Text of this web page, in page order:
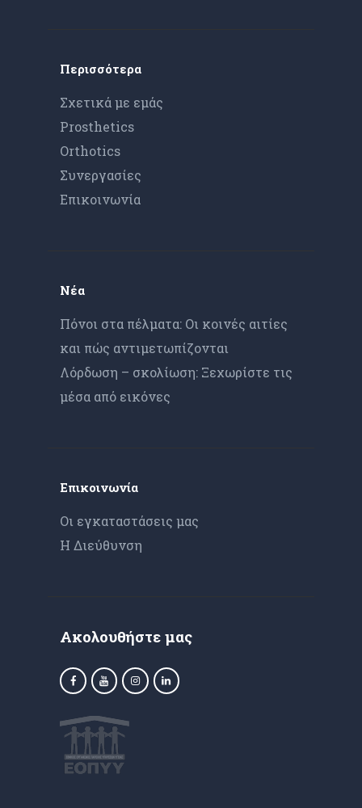
Περισσότερα
Σχετικά με εμάς
Prosthetics
Orthotics
Συνεργασίες
Επικοινωνία
Νέα
Πόνοι στα πέλματα: Οι κοινές αιτίες
και πώς αντιμετωπίζονται
Λόρδωση – σκολίωση: Ξεχωρίστε τις
μέσα από εικόνες
Επικοινωνία
Οι εγκαταστάσεις μας
Η Διεύθυνση
Ακολουθήστε μας